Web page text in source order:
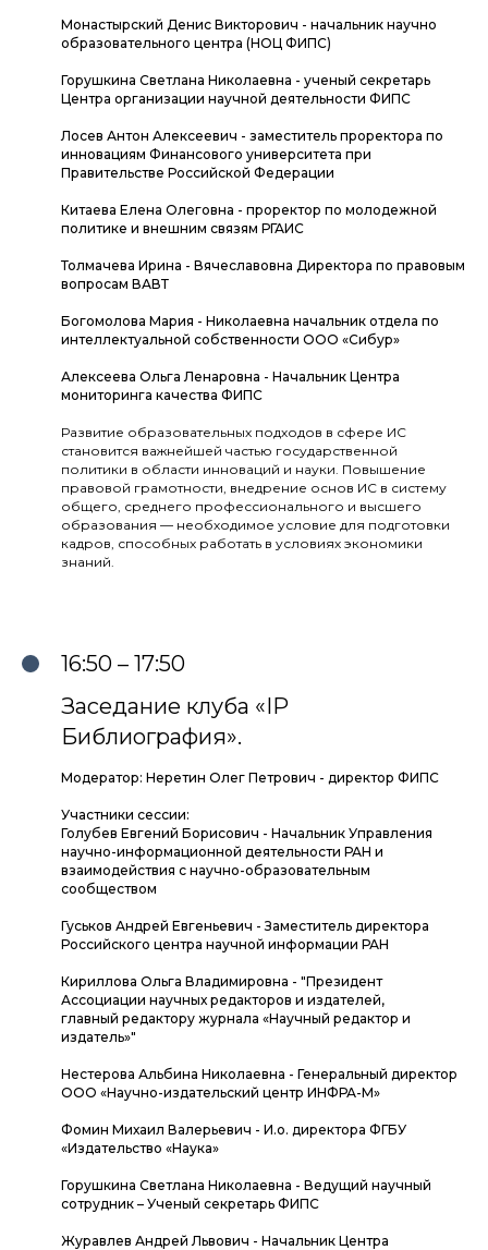
Монастырский Денис Викторович - начальник научно
образовательного центра (НОЦ ФИПС)
Горушкина Светлана Николаевна - ученый секретарь
Центра организации научной деятельности ФИПС
Лосев Антон Алексеевич - заместитель проректора по
инновациям Финансового университета при
Правительстве Российской Федерации
Китаева Елена Олеговна - проректор по молодежной
политике и внешним связям РГАИС
Толмачева Ирина - Вячеславовна Директора по правовым
вопросам ВАВТ
Богомолова Мария - Николаевна начальник отдела по
интеллектуальной собственности ООО «Сибур»
Алексеева Ольга Ленаровна - Начальник Центра
мониторинга качества ФИПС
Развитие образовательных подходов в сфере ИС
становится важнейшей частью государственной
политики в области инноваций и науки. Повышение
правовой грамотности, внедрение основ ИС в систему
общего, среднего профессионального и высшего
образования — необходимое условие для подготовки
кадров, способных работать в условиях экономики
знаний.
16:50 – 17:50
Заседание клуба «IP
Библиография».
Модератор: Неретин Олег Петрович - директор ФИПС
Участники сессии:
Голубев Евгений Борисович - Начальник Управления
научно-информационной деятельности РАН и
взаимодействия с научно-образовательным
сообществом
Гуськов Андрей Евгеньевич - Заместитель директора
Российского центра научной информации РАН
Кириллова Ольга Владимировна - "Президент
Ассоциации научных редакторов и издателей,
главный редактору журнала «Научный редактор и
издатель»"
Нестерова Альбина Николаевна - Генеральный директор
ООО «Научно-издательский центр ИНФРА-М»
Фомин Михаил Валерьевич - И.о. директора ФГБУ
«Издательство «Наука»
Горушкина Светлана Николаевна - Ведущий научный
сотрудник – Ученый секретарь ФИПС
Журавлев Андрей Львович - Начальник Центра